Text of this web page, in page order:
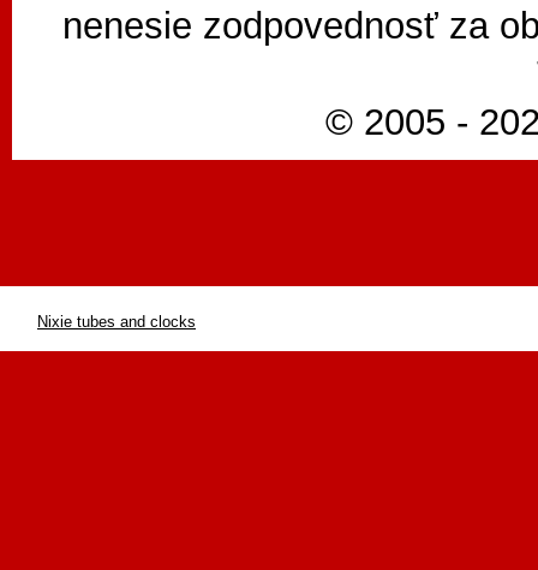
nenesie zodpovednosť za
© 2005 -
Nixie tubes and clocks